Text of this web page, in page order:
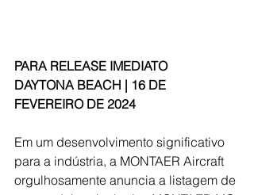
PARA RELEASE IMEDIATO
DAYTONA BEACH | 16 DE
FEVEREIRO DE 2024
Em um desenvolvimento significativo
para a indústria, a MONTAER Aircraft
orgulhosamente anuncia a listagem de